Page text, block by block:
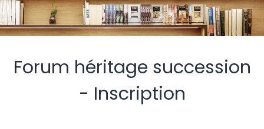
Forum héritage succession
- Inscription